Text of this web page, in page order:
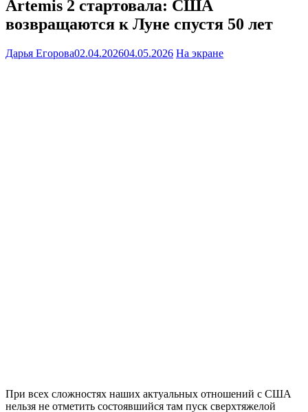
Artemis 2 стартовала: США
возвращаются к Луне спустя 50 лет
Дарья Егорова02.04.202604.05.2026 На экране
При всех сложностях наших актуальных отношений с США
нельзя не отметить состоявшийся там пуск сверхтяжелой